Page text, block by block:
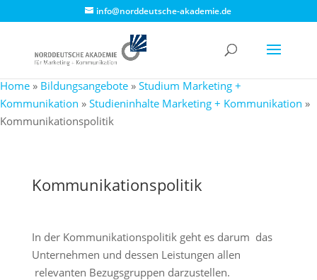
info@norddeutsche-akademie.de
Home » Bildungsangebote » Studium Marketing +
Kommunikation » Studieninhalte Marketing + Kommunikation »
Kommunikationspolitik
Kommunikationspolitik
In der Kommunikationspolitik geht es darum das
Unternehmen und dessen Leistungen allen
relevanten Bezugsgruppen darzustellen.